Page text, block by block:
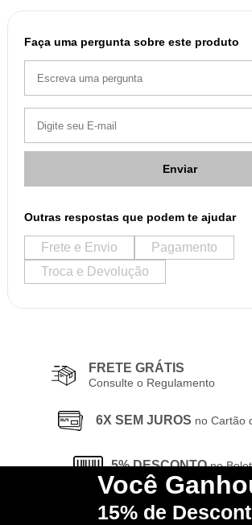
Faça uma pergunta sobre este produto
Enviar
Outras respostas que podem te ajudar
Frete e Envio
Pagamento
Troca e Devolução
FRETE GRÁTIS
Consulte o Regulamento
6X SEM JUROS no Cartão
5% DESCONTO no
CONHEÇA nossa Loja
Você
15% de